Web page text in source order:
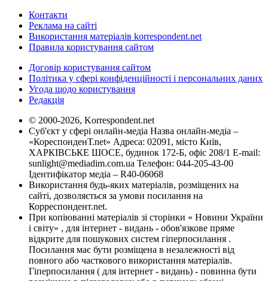
Контакти
Реклама на сайті
Використання матеріалів korrespondent.net
Правила користування сайтом
Договір користування сайтом
Політика у сфері конфіденційності і персональних даних
Угода щодо користування
Редакція
© 2000-2026, Korrespondent.net
Суб'єкт у сфері онлайн-медіа Назва онлайн-медіа –
«КореспонденТ.net» Адреса: 02091, місто Київ,
ХАРКІВСЬКЕ ШОСЕ, будинок 172-Б, офіс 208/1 E-mail:
sunlight@mediadim.com.ua Телефон: 044-205-43-00
Ідентифікатор медіа – R40-06068
Використання будь-яких матеріалів, розміщених на
сайті, дозволяється за умови посилання на
Корреспондент.net.
При копіюванні матеріалів зі сторінки « Новини України
і світу» , для інтернет - видань - обов'язкове пряме
відкрите для пошукових систем гіперпосилання .
Посилання має бути розміщена в незалежності від
повного або часткового використання матеріалів.
Гіперпосилання ( для інтернет - видань) - повинна бути